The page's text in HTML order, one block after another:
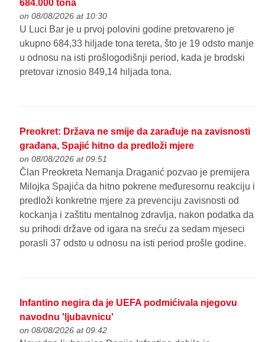
684.000 tona
on 08/08/2026 at 10:30
U Luci Bar je u prvoj polovini godine pretovareno je
ukupno 684,33 hiljade tona tereta, što je 19 odsto manje
u odnosu na isti prošlogodišnji period, kada je brodski
pretovar iznosio 849,14 hiljada tona.
Preokret: Država ne smije da zarađuje na zavisnosti
građana, Spajić hitno da predloži mjere
on 08/08/2026 at 09:51
Član Preokreta Nemanja Draganić pozvao je premijera
Milojka Spajića da hitno pokrene međuresornu reakciju i
predloži konkretne mjere za prevenciju zavisnosti od
kockanja i zaštitu mentalnog zdravlja, nakon podatka da
su prihodi države od igara na sreću za sedam mjeseci
porasli 37 odsto u odnosu na isti period prošle godine.
Infantino negira da je UEFA podmićivala njegovu
navodnu 'ljubavnicu'
on 08/08/2026 at 09:42